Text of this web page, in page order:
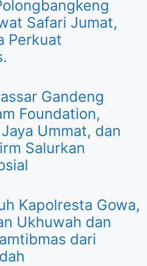
Safari Jumat,
Perkuat
Gandeng
Foundation,
Ummat, dan
Salurkan
Kapolresta Gowa,
Ukhuwah dan
dari